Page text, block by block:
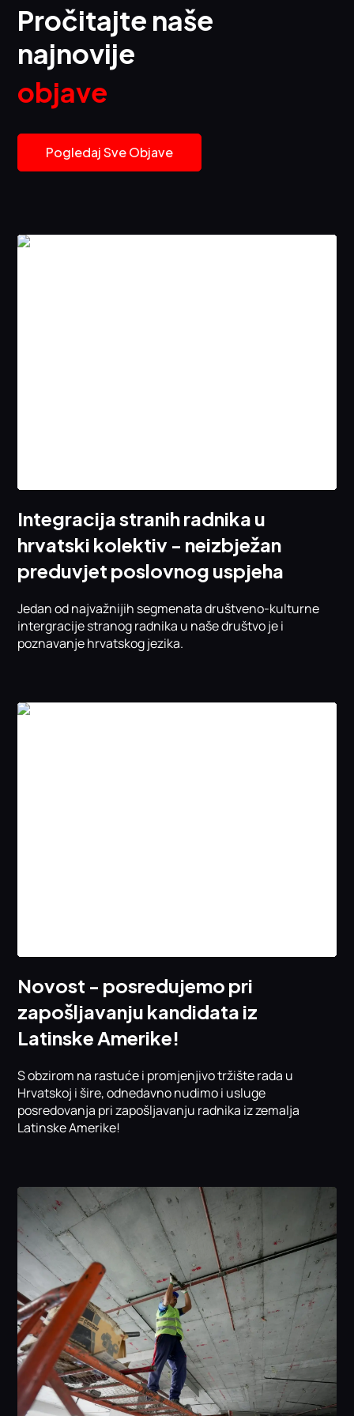
Pročitajte naše
najnovije
objave
Pogledaj Sve Objave
Integracija stranih radnika u
hrvatski kolektiv - neizbježan
preduvjet poslovnog uspjeha
Jedan od najvažnijih segmenata društveno-kulturne
intergracije stranog radnika u naše društvo je i
poznavanje hrvatskog jezika.
Novost - posredujemo pri
zapošljavanju kandidata iz
Latinske Amerike!
S obzirom na rastuće i promjenjivo tržište rada u
Hrvatskoj i šire, odnedavno nudimo i usluge
posredovanja pri zapošljavanju radnika iz zemalja
Latinske Amerike!